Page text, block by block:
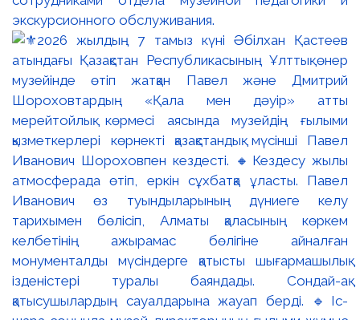
экскурсионного обслуживания.